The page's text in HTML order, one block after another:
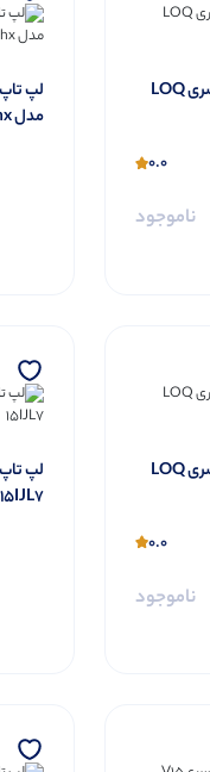
لپ تاپ گیمینگ LENOVO سری LOQ
0.0
ناموجود
مدل i7-12650hx
لپ تاپ گیمینگ LENOVO سری LOQ
0.0
ناموجود
15IJL7